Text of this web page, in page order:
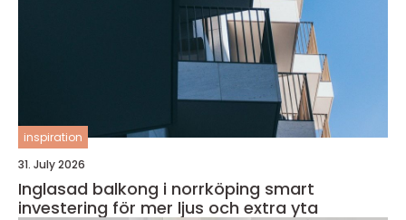
inspiration
31. July 2026
Inglasad balkong i norrköping smart
investering för mer ljus och extra yta